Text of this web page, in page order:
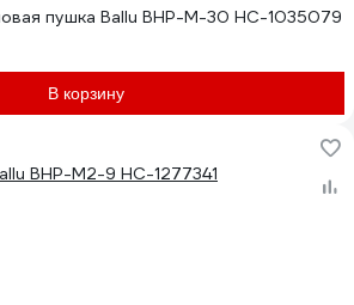
пушка Ballu BHP-M-30 НС-1035079
В корзину